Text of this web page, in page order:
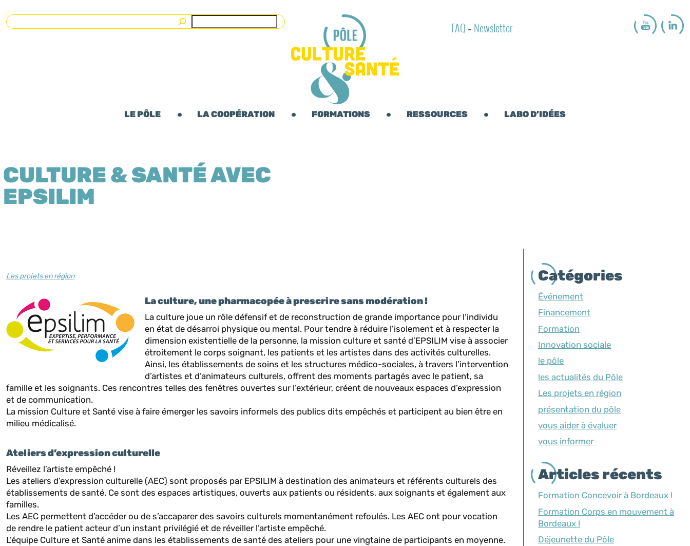
Rechercher FAQ - Newsletter
LE PÔLE LA COOPÉRATION FORMATIONS RESSOURCES LABO D’IDÉES
CULTURE & SANTÉ AVEC
EPSILIM
Les projets en région
La culture, une pharmacopée à prescrire sans modération !
La culture joue un rôle défensif et de reconstruction de grande importance pour l’individu
en état de désarroi physique ou mental. Pour tendre à réduire l’isolement et à respecter la
dimension existentielle de la personne, la mission culture et santé d’EPSILIM vise à associer
étroitement le corps soignant, les patients et les artistes dans des activités culturelles.
Ainsi, les établissements de soins et les structures médico-sociales, à travers l’intervention
d’artistes et d’animateurs culturels, offrent des moments partagés avec le patient, sa
famille et les soignants. Ces rencontres telles des fenêtres ouvertes sur l’extérieur, créent de nouveaux espaces d’expression
et de communication.
La mission Culture et Santé vise à faire émerger les savoirs informels des publics dits empêchés et participent au bien être en
milieu médicalisé.
Ateliers d’expression culturelle
Réveillez l’artiste empêché !
Les ateliers d’expression culturelle (AEC) sont proposés par EPSILIM à destination des animateurs et référents culturels des
établissements de santé. Ce sont des espaces artistiques, ouverts aux patients ou résidents, aux soignants et également aux
familles.
Les AEC permettent d’accéder ou de s’accaparer des savoirs culturels momentanément refoulés. Les AEC ont pour vocation
de rendre le patient acteur d’un instant privilégié et de réveiller l’artiste empêché.
L’équipe Culture et Santé anime dans les établissements de santé des ateliers pour une vingtaine de participants en moyenne.
Catégories
Événement
Financement
Formation
Innovation sociale
le pôle
les actualités du Pôle
Les projets en région
présentation du pôle
vous aider à évaluer
vous informer
Articles récents
Formation Concevoir à Bordeaux !
Formation Corps en mouvement à
Bordeaux !
Déjeunette du Pôle